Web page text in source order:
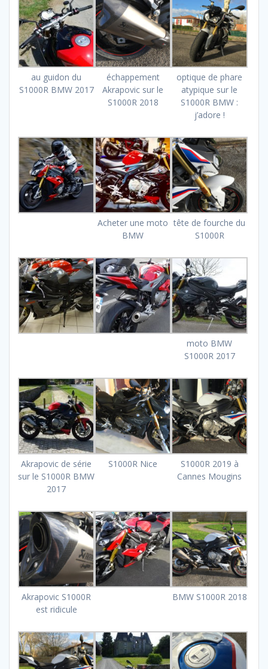
au guidon du
S1000R BMW 2017
échappement
Akrapovic sur le
S1000R 2018
optique de phare
atypique sur le
S1000R BMW :
j’adore !
Acheter une moto
BMW
tête de fourche du
S1000R
moto BMW
S1000R 2017
Akrapovic de série
sur le S1000R BMW
2017
S1000R Nice
S1000R 2019 à
Cannes Mougins
Akrapovic S1000R
est ridicule
BMW S1000R 2018